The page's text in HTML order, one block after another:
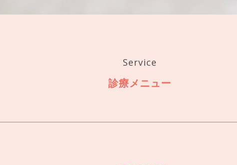
Service
診療メニュー